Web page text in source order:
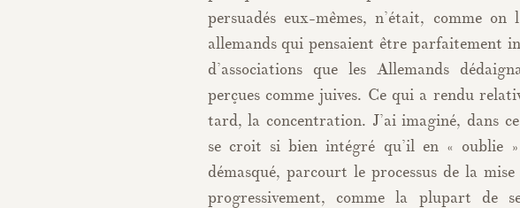
persuadés eux-mêmes, n’était, comme
allemands qui pensaient être parfaitement
d’associations que les Allemands
perçues comme juives. Ce qui a rendu
tard, la concentration. J’ai imaginé, dans
se croit si bien intégré qu’il en « oublie
démasqué, parcourt le processus de la
progressivement, comme la plupart de